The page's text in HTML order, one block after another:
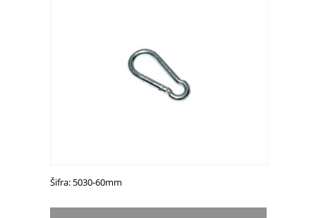
Šifra: 5030-60mm